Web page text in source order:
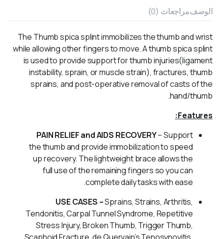
الوصفمراجعات (0)
The Thumb spica splint immobilizes the thumb and wrist
while allowing other fingers to move. A thumb spica splint
is used to provide support for thumb injuries(ligament
instability, sprain, or muscle strain), fractures, thumb
sprains, and post-operative removal of casts of the
hand/thumb.
Features:
PAIN RELIEF and AIDS RECOVERY– Support
the thumb and provide immobilization to speed
up recovery. The lightweight brace allows the
full use of the remaining fingers so you can
complete daily tasks with ease.
USE CASES –Sprains, Strains, Arthritis,
Tendonitis, Carpal Tunnel Syndrome, Repetitive
Stress Injury, Broken Thumb, Trigger Thumb,